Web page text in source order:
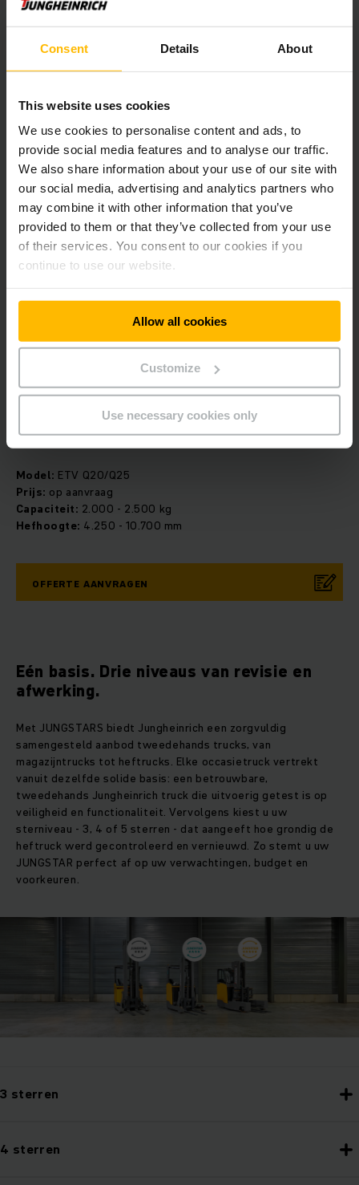
Consent Details About
This website uses cookies
We use cookies to personalise content and ads, to
provide social media features and to analyse our traffic.
We also share information about your use of our site with
our social media, advertising and analytics partners who
may combine it with other information that you’ve
provided to them or that they’ve collected from your use
of their services. You consent to our cookies if you
continue to use our website.
Allow all cookies
Customize
Use necessary cookies only
Prijs:op aanvraag
Capaciteit:1.600 - 2.000 kg
OFFERTE AANVRAGEN
Tweedehands reachtruck 2 tot 2,5 ton
Model: ETV Q20/Q25
Prijs: op aanvraag
Capaciteit: 2.000 - 2.500 kg
Hefhoogte: 4.250 - 10.700 mm
OFFERTE AANVRAGEN
Eén basis. Drie niveaus van revisie en
afwerking.
Met JUNGSTARS biedt Jungheinrich een zorgvuldig
samengesteld aanbod tweedehands trucks, van
magazijntrucks tot heftrucks. Elke occasietruck vertrekt
vanuit dezelfde solide basis: een betrouwbare,
tweedehands Jungheinrich truck die uitvoerig getest is op
veiligheid en functionaliteit. Vervolgens kiest u uw
sterniveau - 3, 4 of 5 sterren - dat aangeeft hoe grondig de
heftruck werd gecontroleerd en vernieuwd. Zo stemt u uw
JUNGSTAR perfect af op uw verwachtingen, budget en
voorkeuren.
3 sterren
4 sterren